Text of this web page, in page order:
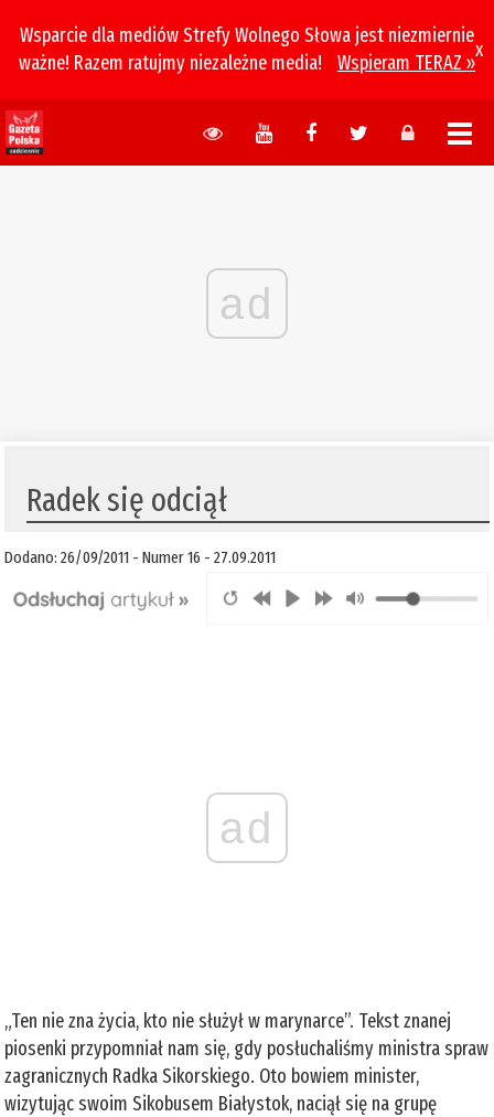
Wsparcie dla mediów Strefy Wolnego Słowa jest niezmiernie
ważne! Razem ratujmy niezależne media!
Wspieram TERAZ »
x
ad
Radek się odciął
Dodano: 26/09/2011 - Numer 16 - 27.09.2011
ad
„Ten nie zna życia, kto nie służył w marynarce”. Tekst znanej
piosenki przypomniał nam się, gdy posłuchaliśmy ministra spraw
zagranicznych Radka Sikorskiego. Oto bowiem minister,
wizytując swoim Sikobusem Białystok, naciął się na grupę